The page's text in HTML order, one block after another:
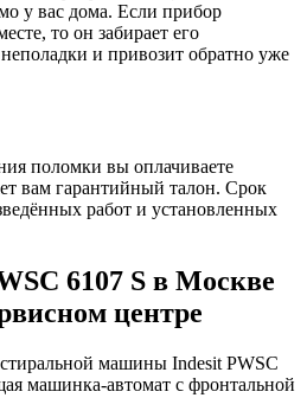
у вас дома. Если прибор
то он забирает его
и привозит обратно уже
поломки вы оплачиваете
вам гарантийный талон. Срок
работ и установленных
6107 S в Москве
центре
машины Indesit PWSC
машинка-автомат с фронтальной